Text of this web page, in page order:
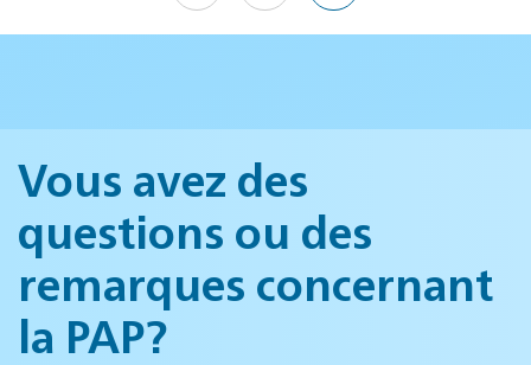
Vous avez des
questions ou des
remarques concernant
la PAP?